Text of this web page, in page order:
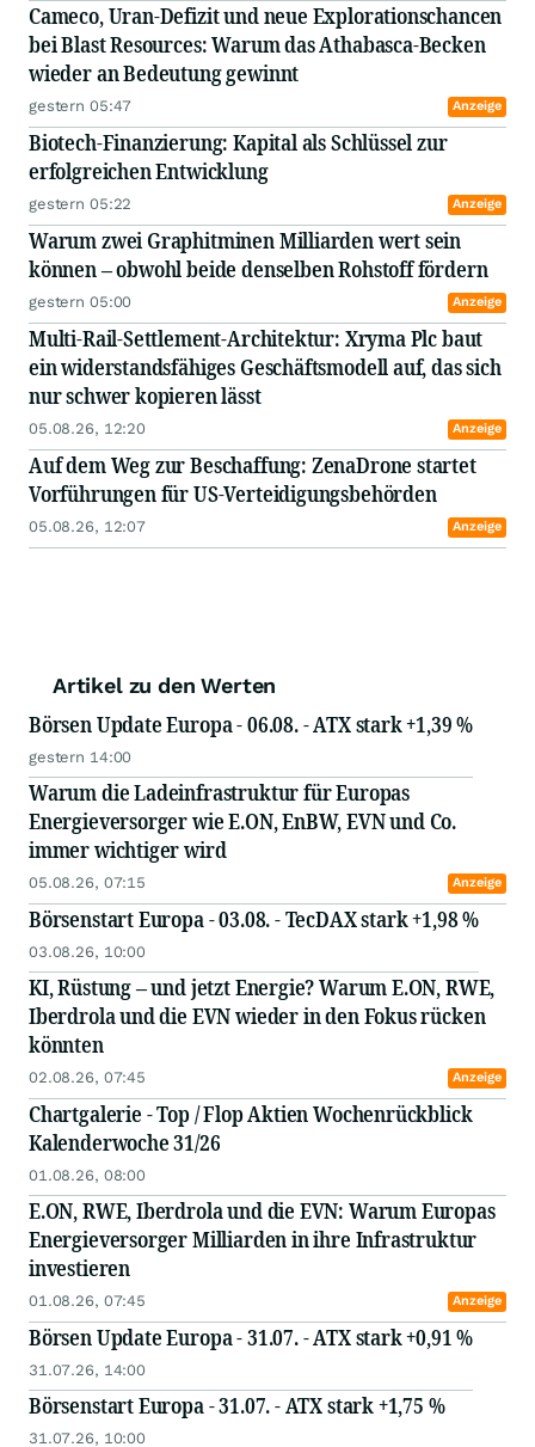
Cameco, Uran-Defizit und neue Explorationschancen
bei Blast Resources: Warum das Athabasca-Becken
wieder an Bedeutung gewinnt
gestern 05:47 Anzeige
Biotech-Finanzierung: Kapital als Schlüssel zur
erfolgreichen Entwicklung
gestern 05:22 Anzeige
Warum zwei Graphitminen Milliarden wert sein
können – obwohl beide denselben Rohstoff fördern
gestern 05:00 Anzeige
Multi-Rail-Settlement-Architektur: Xryma Plc baut
ein widerstandsfähiges Geschäftsmodell auf, das sich
nur schwer kopieren lässt
05.08.26, 12:20 Anzeige
Auf dem Weg zur Beschaffung: ZenaDrone startet
Vorführungen für US-Verteidigungsbehörden
05.08.26, 12:07 Anzeige
Artikel zu den Werten
Börsen Update Europa - 06.08. - ATX stark +1,39 %
gestern 14:00
Warum die Ladeinfrastruktur für Europas
Energieversorger wie E.ON, EnBW, EVN und Co.
immer wichtiger wird
05.08.26, 07:15 Anzeige
Börsenstart Europa - 03.08. - TecDAX stark +1,98 %
03.08.26, 10:00
KI, Rüstung – und jetzt Energie? Warum E.ON, RWE,
Iberdrola und die EVN wieder in den Fokus rücken
könnten
02.08.26, 07:45 Anzeige
Chartgalerie - Top / Flop Aktien Wochenrückblick
Kalenderwoche 31/26
01.08.26, 08:00
E.ON, RWE, Iberdrola und die EVN: Warum Europas
Energieversorger Milliarden in ihre Infrastruktur
investieren
01.08.26, 07:45 Anzeige
Börsen Update Europa - 31.07. - ATX stark +0,91 %
31.07.26, 14:00
Börsenstart Europa - 31.07. - ATX stark +1,75 %
31.07.26, 10:00